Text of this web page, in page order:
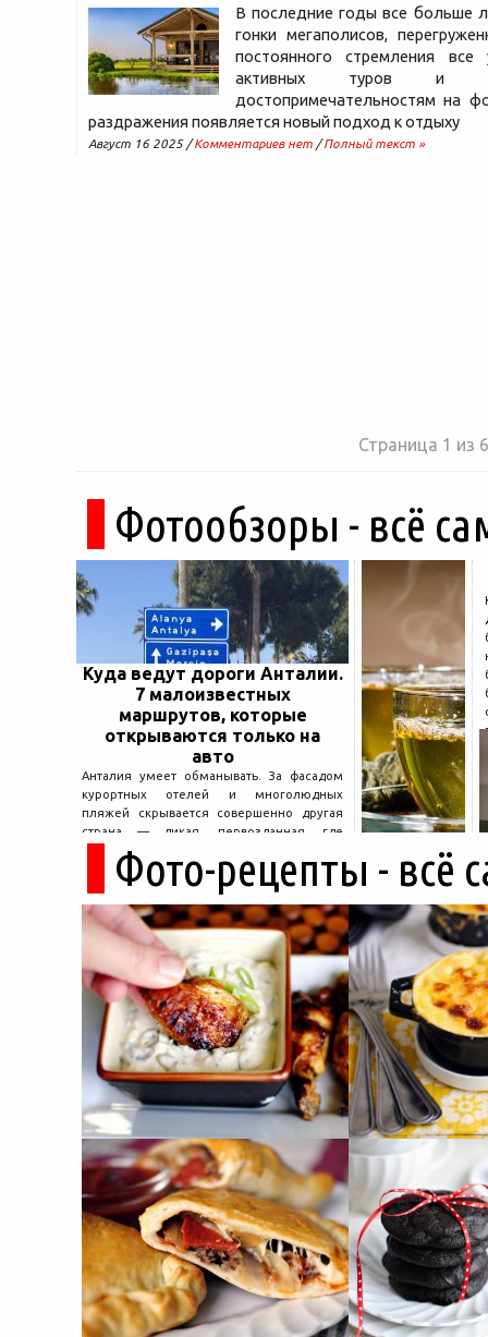
В последние годы все больше
гонки мегаполисов,
постоянного стремления все
активных туров и
достопримечательностям на
раздражения появляется новый подход к отдыху
Август 16 2025 /Комментариев нет /Полный текст »
Страница 1 из 6
Фотообзоры - всё
Куда ведут дороги Анталии.
7 малоизвестных
маршрутов, которые
открываются только на
авто
Анталия умеет обманывать. За фасадом
курортных отелей и многолюдных
пляжей скрывается совершенно другая
страна — дикая, первозданная, где
древние руины дремлют в тени кедров, а
горные дороги ведут к местам, о которых
не расскажет ни один автобусный гид....
Фото-рецепты - всё